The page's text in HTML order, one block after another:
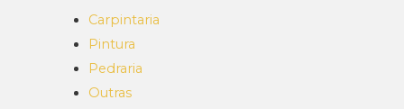
Carpintaria
Pintura
Pedraria
Outras